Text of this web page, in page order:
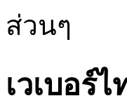
ส่วนๆ
เวเบอร์